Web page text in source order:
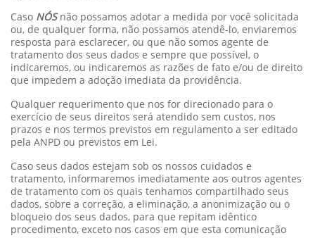
Caso NÓSnão possamos adotar a medida por você solicitada
ou, de qualquer forma, não possamos atendê-lo, enviaremos
resposta para esclarecer, ou que não somos agente de
tratamento dos seus dados e sempre que possível, o
indicaremos, ou indicaremos as razões de fato e/ou de direito
que impedem a adoção imediata da providência.
Qualquer requerimento que nos for direcionado para o
exercício de seus direitos será atendido sem custos, nos
prazos e nos termos previstos em regulamento a ser editado
pela ANPD ou previstos em Lei.
Caso seus dados estejam sob os nossos cuidados e
tratamento, informaremos imediatamente aos outros agentes
de tratamento com os quais tenhamos compartilhado seus
dados, sobre a correção, a eliminação, a anonimização ou o
bloqueio dos seus dados, para que repitam idêntico
procedimento, exceto nos casos em que esta comunicação